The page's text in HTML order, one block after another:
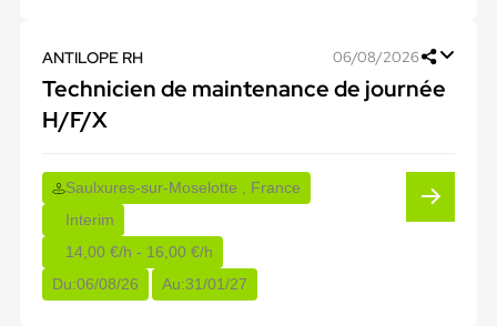
ANTILOPE RH 06/08/2026
Technicien de maintenance de journée
H/F/X
Saulxures-sur-Moselotte , France
Interim
14,00 €/h - 16,00 €/h
Du:06/08/26 Au:31/01/27